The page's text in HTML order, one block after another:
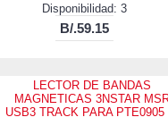
Disponibilidad: 3
B/.59.15